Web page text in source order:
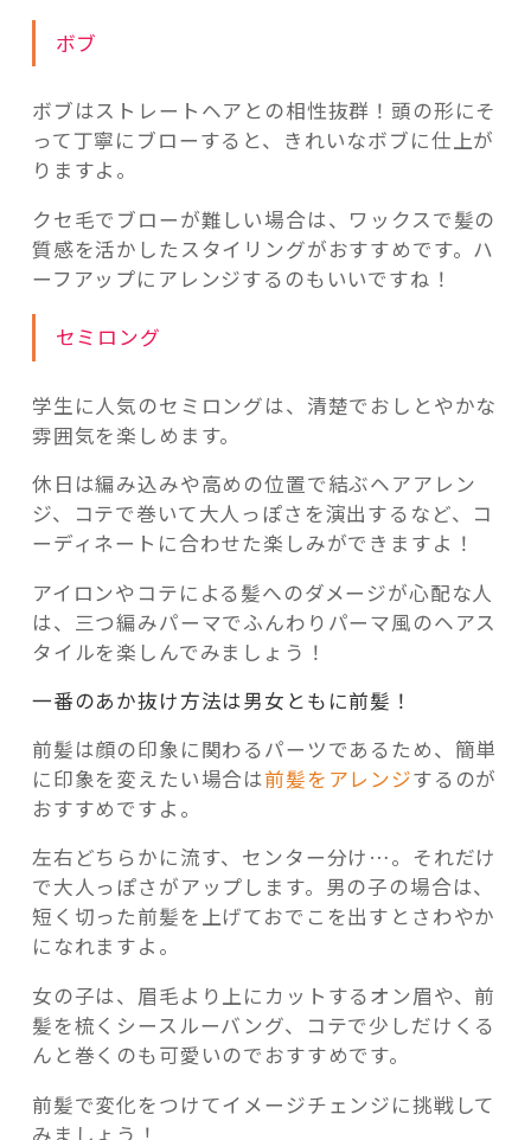
ボブ
ボブはストレートヘアとの相性抜群！頭の形にそ
って丁寧にブローすると、きれいなボブに仕上が
りますよ。
クセ毛でブローが難しい場合は、ワックスで髪の
質感を活かしたスタイリングがおすすめです。ハ
ーフアップにアレンジするのもいいですね！
セミロング
学生に人気のセミロングは、清楚でおしとやかな
雰囲気を楽しめます。
休日は編み込みや高めの位置で結ぶヘアアレン
ジ、コテで巻いて大人っぽさを演出するなど、コ
ーディネートに合わせた楽しみができますよ！
アイロンやコテによる髪へのダメージが心配な人
は、三つ編みパーマでふんわりパーマ風のヘアス
タイルを楽しんでみましょう！
一番のあか抜け方法は男女ともに前髪！
前髪は顔の印象に関わるパーツであるため、簡単
に印象を変えたい場合は前髪をアレンジするのが
おすすめですよ。
左右どちらかに流す、センター分け…。それだけ
で大人っぽさがアップします。男の子の場合は、
短く切った前髪を上げておでこを出すとさわやか
になれますよ。
女の子は、眉毛より上にカットするオン眉や、前
髪を梳くシースルーバング、コテで少しだけくる
んと巻くのも可愛いのでおすすめです。
前髪で変化をつけてイメージチェンジに挑戦して
みましょう！